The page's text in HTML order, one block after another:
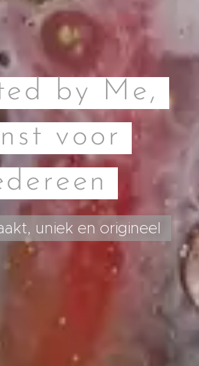
by Me,
voor
uniek en origineel